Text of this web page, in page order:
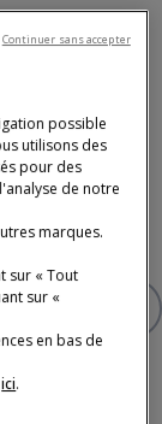
disponibles en
possible
utilisons des
pour des
de notre
marques.
sur « Tout
sur «
en bas de
ici.
Continuer sans accepter